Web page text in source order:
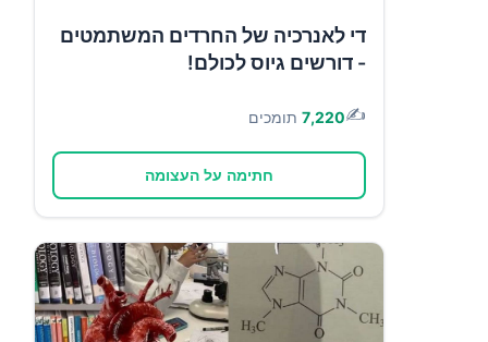
די לאנרכיה של החרדים המשתמטים
- דורשים גיוס לכולם!
✍️
7,220 תומכים
חתימה על העצומה